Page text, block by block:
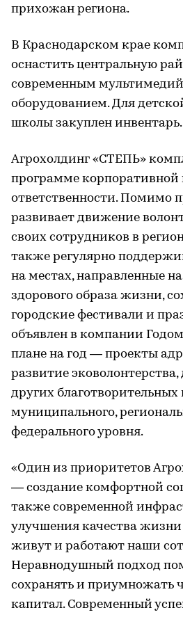
прихожан региона.
В Краснодарском крае
оснастить центральную
современным
оборудованием. Для
школы закуплен инвентарь.
Агрохолдинг «СТЕПЬ»
программе корпоративной
ответственности. Помимо
развивает движение
своих сотрудников в
также регулярно
на местах, направленные
здорового образа жизни,
городские фестивали и
объявлен в компании
плане на год — проекты
развитие эковолонтерства,
других
муниципального,
федерального уровня.
«Один из приоритетов
— создание комфортной
также современной
улучшения качества жизни
живут и работают наши
Неравнодушный подход
сохранять и приумножать
капитал. Современный